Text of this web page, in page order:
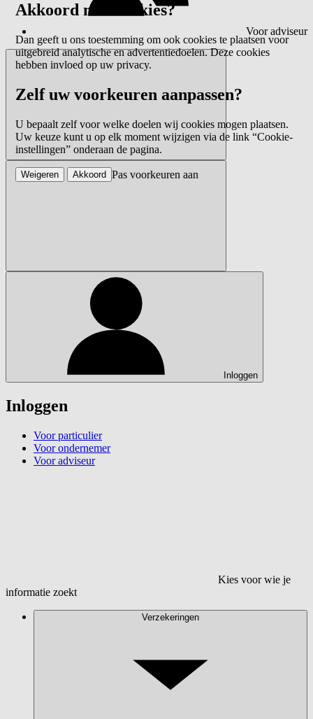
Voor adviseur
Inloggen
Inloggen
Voor particulier
Voor ondernemer
Voor adviseur
Kies voor wie je
informatie zoekt
Verzekeringen
Akkoord met cookies?
Dan geeft u ons toestemming om ook cookies te plaatsen voor
uitgebreid analytische en advertentiedoelen. Deze cookies
hebben invloed op uw privacy.
Zelf uw voorkeuren aanpassen?
U bepaalt zelf voor welke doelen wij cookies mogen plaatsen.
Uw keuze kunt u op elk moment wijzigen via de link “Cookie-
instellingen” onderaan de pagina.
Pas voorkeuren aan
Weigeren Akkoord